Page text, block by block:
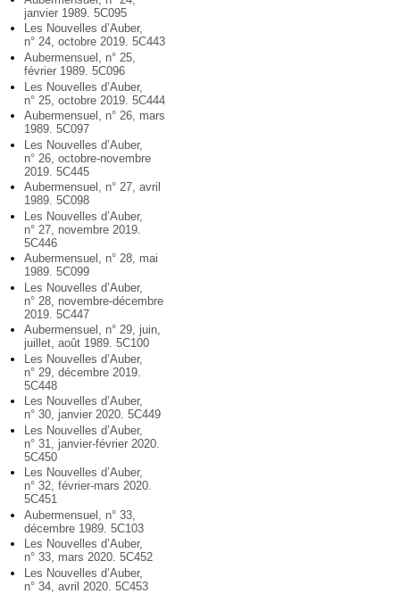
janvier 1989. 5C095
Les Nouvelles d’Auber,
n° 24, octobre 2019. 5C443
Aubermensuel, n° 25,
février 1989. 5C096
Les Nouvelles d’Auber,
n° 25, octobre 2019. 5C444
Aubermensuel, n° 26, mars
1989. 5C097
Les Nouvelles d’Auber,
n° 26, octobre-novembre
2019. 5C445
Aubermensuel, n° 27, avril
1989. 5C098
Les Nouvelles d’Auber,
n° 27, novembre 2019.
5C446
Aubermensuel, n° 28, mai
1989. 5C099
Les Nouvelles d’Auber,
n° 28, novembre-décembre
2019. 5C447
Aubermensuel, n° 29, juin,
juillet, août 1989. 5C100
Les Nouvelles d’Auber,
n° 29, décembre 2019.
5C448
Les Nouvelles d’Auber,
n° 30, janvier 2020. 5C449
Les Nouvelles d’Auber,
n° 31, janvier-février 2020.
5C450
Les Nouvelles d’Auber,
n° 32, février-mars 2020.
5C451
Aubermensuel, n° 33,
décembre 1989. 5C103
Les Nouvelles d’Auber,
n° 33, mars 2020. 5C452
Les Nouvelles d’Auber,
n° 34, avril 2020. 5C453